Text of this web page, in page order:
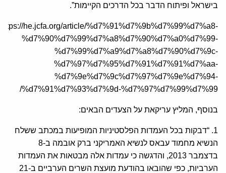
בישראל ופיתוח הדבר בכל הדרכים הקיימות”.
https://he.jcfa.org/article/%d7%91%d7%9b%d7%99%d7%a8-
%d7%90%d7%99%d7%a8%d7%90%d7%a0%d7%99-
%d7%99%d7%a9%d7%a8%d7%90%d7%9c-
%d7%97%d7%95%d7%91%d7%91%d7%aa-
%d7%9e%d7%9c%d7%97%d7%9e%d7%94-
%d7%91%d7%93%d7%9d-%d7%97%d7%99%d7%99/
בנוסף, המליץ עריקאת על הצעדים הבאים:
1. “דבקות בכל העמדות הפלסטיניות המופיעות במכתב ששלח
הנשיא מחמוד עבאס לנשיא האמריקני ברק אובמה ב-8
בדצמבר 2013, והדגשה כי עמדות אלה מבטאות את העמדות
הערביות, כפי שהובאו בהודעת מועצת השרים הערביים ב-21